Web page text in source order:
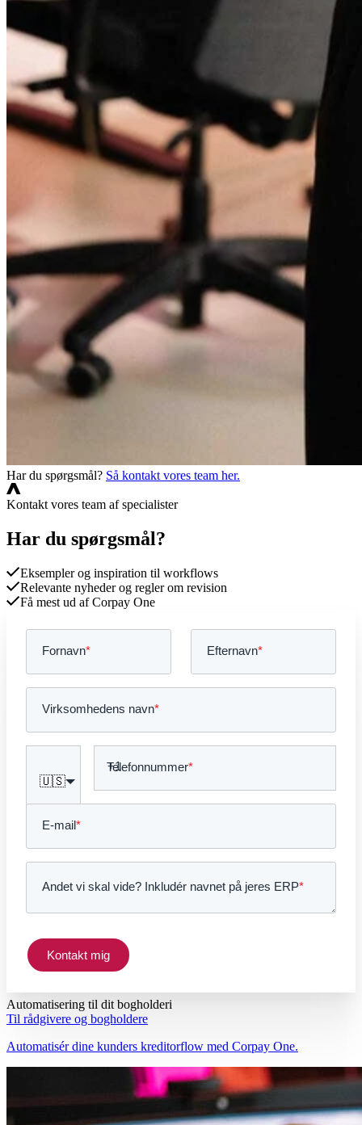
Har du spørgsmål? Så kontakt vores team her.
Kontakt vores team af specialister
Har du spørgsmål?
Eksempler og inspiration til workflows
Relevante nyheder og regler om revision
Få mest ud af Corpay One
Fornavn* Efternavn*
Virksomhedens navn*
Telefonnummer*
🇺🇸
E-mail*
Andet vi skal vide? Inkludér navnet på jeres ERP*
Kontakt mig
Automatisering til dit bogholderi
Til rådgivere og bogholdere
Automatisér dine kunders kreditorflow med Corpay One.